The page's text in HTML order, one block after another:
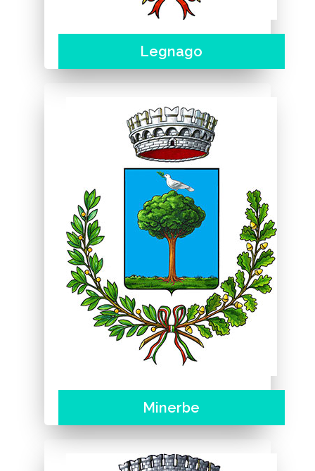
Legnago
Minerbe